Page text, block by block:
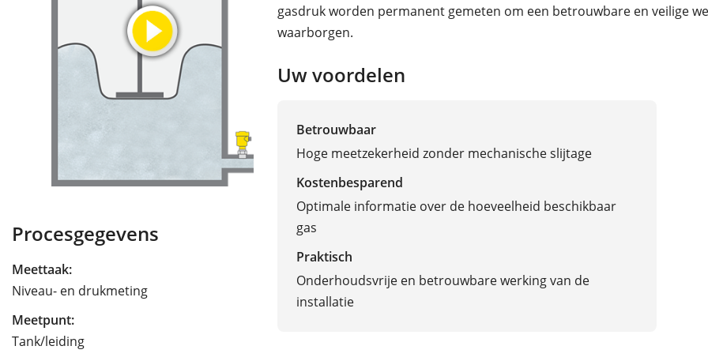
Procesgegevens
Meettaak:
Niveau- en drukmeting
Meetpunt:
Tank/leiding
gasdruk worden permanent gemeten om een betrouwbare en veilige
waarborgen.
Uw voordelen
Betrouwbaar
Hoge meetzekerheid zonder mechanische slijtage
Kostenbesparend
Optimale informatie over de hoeveelheid beschikbaar
gas
Praktisch
Onderhoudsvrije en betrouwbare werking van de
installatie